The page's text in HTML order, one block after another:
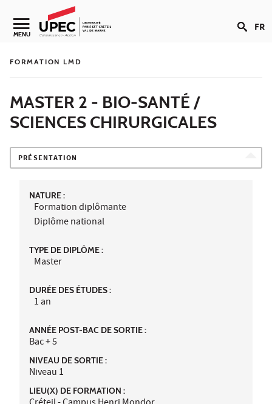
Aller au contenu
Navigation secondaire
MENU FR
FORMATION LMD
MASTER 2 - BIO-SANTÉ /
SCIENCES CHIRURGICALES
PRÉSENTATION
NATURE :
Formation diplômante
Diplôme national
TYPE DE DIPLÔME :
Master
DURÉE DES ÉTUDES :
1 an
ANNÉE POST-BAC DE SORTIE :
Bac + 5
NIVEAU DE SORTIE :
Niveau 1
LIEU(X) DE FORMATION :